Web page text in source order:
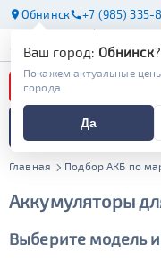
Обнинск +7 (985) 335-
АКБ
ПОДБОР
СПЕЦИАЛИСТОМ
Главная Подбор АКБ по
Аккумуляторы
Выберите модель
Ваш город: Обнинск?
Покажем актуальные
города.
Да